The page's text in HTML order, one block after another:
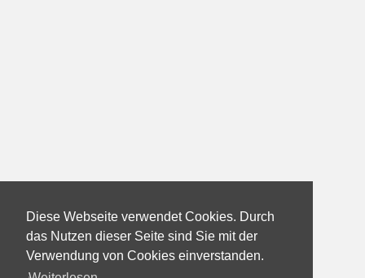
Diese Webseite verwendet Cookies. Durch
das Nutzen dieser Seite sind Sie mit der
Verwendung von Cookies einverstanden.